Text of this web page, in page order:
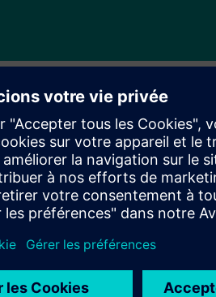
de
pour améliorer l'excellence
et l'efficacité sont intégrées dans le
les processus, la structure et les